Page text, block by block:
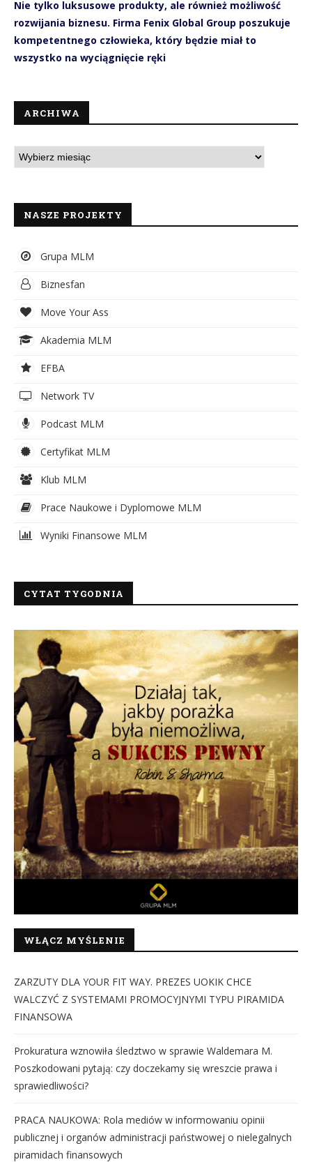
Nie tylko luksusowe produkty, ale również możliwość
rozwijania biznesu. Firma Fenix Global Group poszukuje
kompetentnego człowieka, który będzie miał to
wszystko na wyciągnięcie ręki
ARCHIWA
NASZE PROJEKTY
Grupa MLM
Biznesfan
Move Your Ass
Akademia MLM
EFBA
Network TV
Podcast MLM
Certyfikat MLM
Klub MLM
Prace Naukowe i Dyplomowe MLM
Wyniki Finansowe MLM
CYTAT TYGODNIA
WŁĄCZ MYŚLENIE
ZARZUTY DLA YOUR FIT WAY. PREZES UOKIK CHCE
WALCZYĆ Z SYSTEMAMI PROMOCYJNYMI TYPU PIRAMIDA
FINANSOWA
Prokuratura wznowiła śledztwo w sprawie Waldemara M.
Poszkodowani pytają: czy doczekamy się wreszcie prawa i
sprawiedliwości?
PRACA NAUKOWA: Rola mediów w informowaniu opinii
publicznej i organów administracji państwowej o nielegalnych
piramidach finansowych